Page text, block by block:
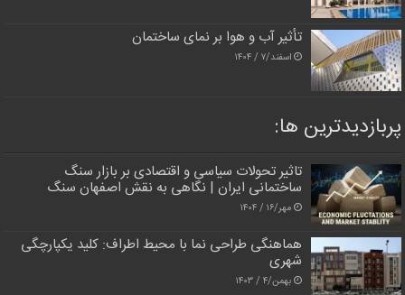
تأثیر آب و هوا بر نمای ساختمان
اسفند/۷ / ۱۴۰۴
پربازدیدترین‌ ها:
تاثیر تحولات سیاسی و اقتصادی بر بازار سنگ
ساختمانی ایران | نگاهی به نقش اصفهان سنگ
مهر/۱۶ / ۱۴۰۴
هماهنگی طراحی نما با محیط اطراف: کلید یکپارچگی
شهری
بهمن/۴ / ۱۴۰۳